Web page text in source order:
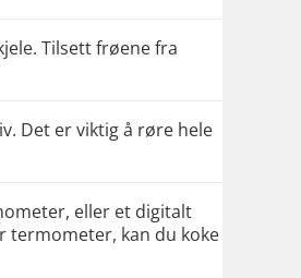
Tilsett frøene fra
Det er viktig å røre hele
eller et digitalt
termometer, kan du koke